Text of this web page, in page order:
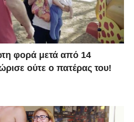
φορά μετά από 14
ούτε ο πατέρας του!